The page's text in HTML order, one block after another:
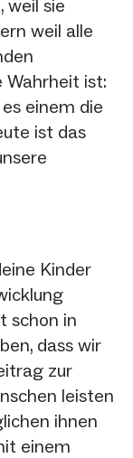
weil sie
weil alle
Wahrheit ist:
einem die
ist das
Kinder
schon in
dass wir
zur
leisten
ihnen
einem